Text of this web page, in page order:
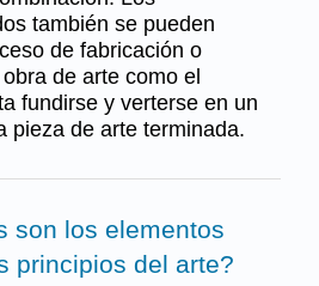
también se pueden
de fabricación o
de arte como el
fundirse y verterse en un
pieza de arte terminada.
son los elementos
principios del arte?